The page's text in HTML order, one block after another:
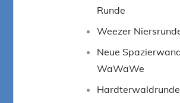
Runde
Weezer
Neue
WaWaWe
Hardterwaldrunde